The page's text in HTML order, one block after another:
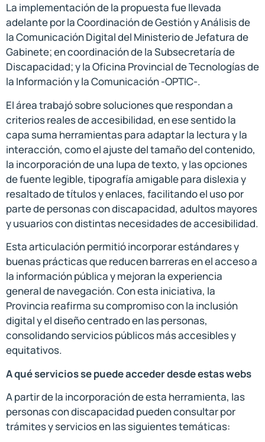
La implementación de la propuesta fue llevada
adelante por la Coordinación de Gestión y Análisis de
la Comunicación Digital del Ministerio de Jefatura de
Gabinete; en coordinación de la Subsecretaría de
Discapacidad; y la Oficina Provincial de Tecnologías de
la Información y la Comunicación -OPTIC-.
El área trabajó sobre soluciones que respondan a
criterios reales de accesibilidad, en ese sentido la
capa suma herramientas para adaptar la lectura y la
interacción, como el ajuste del tamaño del contenido,
la incorporación de una lupa de texto, y las opciones
de fuente legible, tipografía amigable para dislexia y
resaltado de títulos y enlaces, facilitando el uso por
parte de personas con discapacidad, adultos mayores
y usuarios con distintas necesidades de accesibilidad.
Esta articulación permitió incorporar estándares y
buenas prácticas que reducen barreras en el acceso a
la información pública y mejoran la experiencia
general de navegación. Con esta iniciativa, la
Provincia reafirma su compromiso con la inclusión
digital y el diseño centrado en las personas,
consolidando servicios públicos más accesibles y
equitativos.
A qué servicios se puede acceder desde estas webs
A partir de la incorporación de esta herramienta, las
personas con discapacidad pueden consultar por
trámites y servicios en las siguientes temáticas: